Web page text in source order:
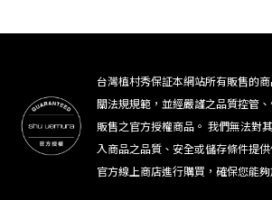
台灣植村秀保証本網站所有販售的
關法規規範，並經嚴謹之品質控管
販售之官方授權商品。 我們無法對
入商品之品質、安全或儲存條件提
官方線上商店進行購買，確保您能